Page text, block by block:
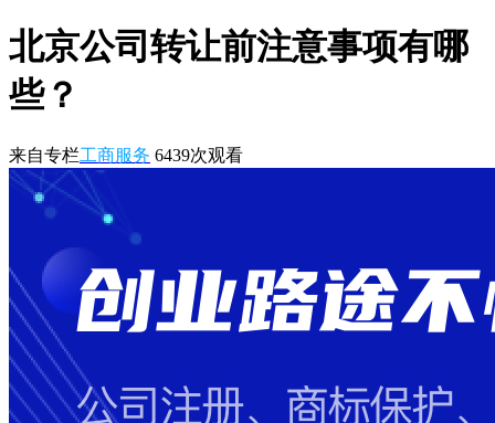
北京公司转让前注意事项有哪
些？
来自专栏工商服务 6439次观看